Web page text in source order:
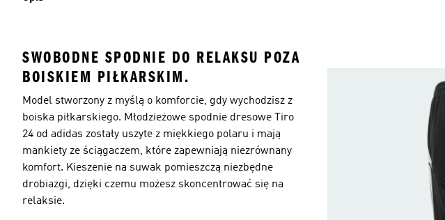
SWOBODNE SPODNIE DO RELAKSU POZA
BOISKIEM PIŁKARSKIM.
Model stworzony z myślą o komforcie, gdy wychodzisz z
boiska piłkarskiego. Młodzieżowe spodnie dresowe Tiro
24 od adidas zostały uszyte z miękkiego polaru i mają
mankiety ze ściągaczem, które zapewniają niezrównany
komfort. Kieszenie na suwak pomieszczą niezbędne
drobiazgi, dzięki czemu możesz skoncentrować się na
relaksie.